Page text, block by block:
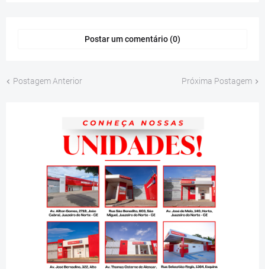
Postar um comentário (0)
Postagem Anterior Próxima Postagem